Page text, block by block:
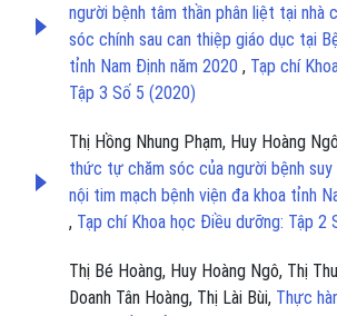
người bệnh tâm thần phân liệt tại nhà
sóc chính sau can thiệp giáo dục tại
tỉnh Nam Định năm 2020 , Tạp chí
Tập 3 Số 5 (2020)
Thị Hồng Nhung Phạm, Huy Hoàng
thức tự chăm sóc của người bệnh suy
nội tim mạch bệnh viện đa khoa tỉnh
, Tạp chí Khoa học Điều dưỡng: Tập 2
Thị Bé Hoàng, Huy Hoàng Ngô, Thị
Doanh Tân Hoàng, Thị Lài Bùi, Thực